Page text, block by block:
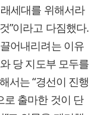
세대를 위해서라
”이라고 다짐했다.
어내리려는 이유
당 지도부 모두를
서는 “경선이 진행
로 출마한 것이 단